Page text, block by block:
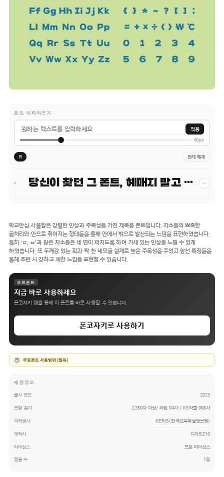
폰트 미리써보기
적용
40px
R 전체 해제
R 당신이 찾던 그 폰트, 헤매지 말고 바로 폰코! −
학교안심 사물함은 강렬한 인상과 주목성을 가진 제목용 폰트입니다. 자소들의 뾰족한
끝처리와 안으로 휘어지는 형태들을 통해 안에서 밖으로 발산되는 느낌을 표현하였습니다.
특히 ‘ㅁ, ㅂ’과 같은 자소들은 네 면이 퍼지도록 하여 기세 있는 인상을 느낄 수 있게
하였습니다. 또 두께감 있는 획과 꽉 찬 네모꼴 설계로 높은 주목성을 주었고 앞선 특징들을
통해 조판 시 강하고 세찬 느낌을 표현할 수 있습니다.
무료폰트
지금 바로 사용하세요
폰코자키 앱을 통해 이 폰트를 바로 사용할 수 있습니다.
폰코자키로 사용하기
무료폰트 사용범위 (필독)
제품정보
출시 연도 2023
포함 문자 2,350자 이상/ 라틴 94자 / KS약물 986자
저작권사 KERIS(한국교육학술정보원)
제작사 디자인210
라이선스 모든 라이선스
글꼴 수 1종